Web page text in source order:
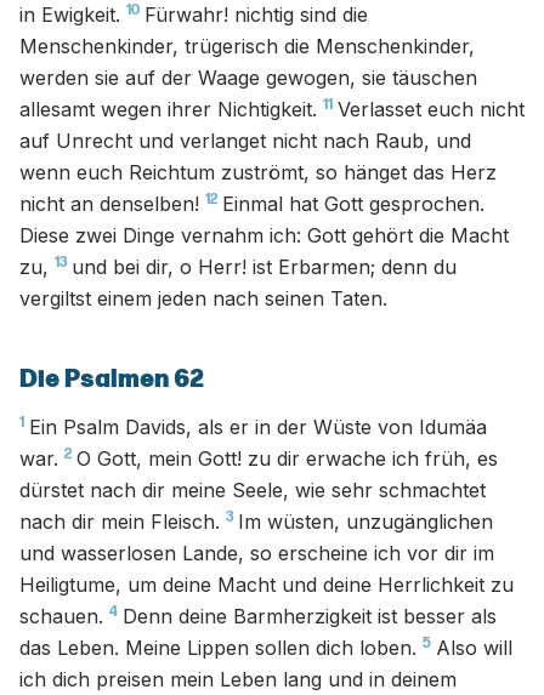
in Ewigkeit. 10 Fürwahr! nichtig sind die
Menschenkinder, trügerisch die Menschenkinder,
werden sie auf der Waage gewogen, sie täuschen
allesamt wegen ihrer Nichtigkeit. 11 Verlasset euch nicht
auf Unrecht und verlanget nicht nach Raub, und
wenn euch Reichtum zuströmt, so hänget das Herz
nicht an denselben! 12 Einmal hat Gott gesprochen.
Diese zwei Dinge vernahm ich: Gott gehört die Macht
zu, 13 und bei dir, o Herr! ist Erbarmen; denn du
vergiltst einem jeden nach seinen Taten.
Die Psalmen 62
1 Ein Psalm Davids, als er in der Wüste von Idumäa
war. 2 O Gott, mein Gott! zu dir erwache ich früh, es
dürstet nach dir meine Seele, wie sehr schmachtet
nach dir mein Fleisch. 3 Im wüsten, unzugänglichen
und wasserlosen Lande, so erscheine ich vor dir im
Heiligtume, um deine Macht und deine Herrlichkeit zu
schauen. 4 Denn deine Barmherzigkeit ist besser als
das Leben. Meine Lippen sollen dich loben. 5 Also will
ich dich preisen mein Leben lang und in deinem